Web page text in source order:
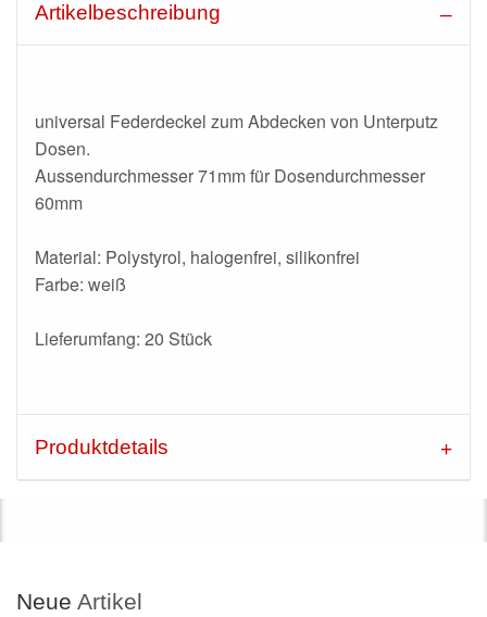
Artikelbeschreibung
universal Federdeckel zum Abdecken von Unterputz
Dosen.
Aussendurchmesser 71mm für Dosendurchmesser
60mm
Material: Polystyrol, halogenfrei, silikonfrei
Farbe: weiß
Lieferumfang: 20 Stück
Produktdetails
Neue Artikel